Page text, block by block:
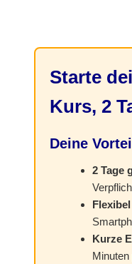
Starte
Kurs, 2
Deine
2 Tage
Kurze
Minuten